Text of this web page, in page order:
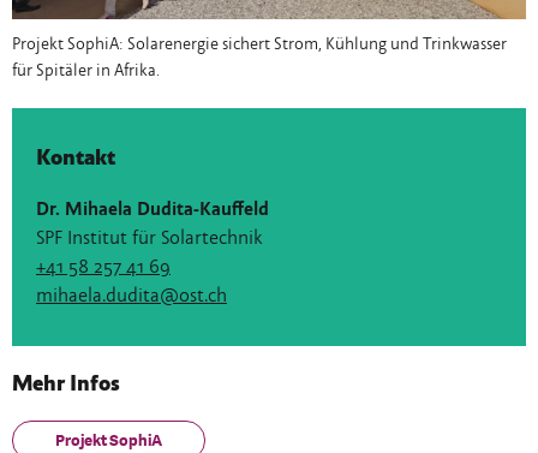
Projekt SophiA: Solarenergie sichert Strom, Kühlung und Trinkwasser
für Spitäler in Afrika.
Kontakt
Dr. Mihaela Dudita-Kauffeld
SPF Institut für Solartechnik
+41 58 257 41 69
mihaela.dudita@ost.ch
Mehr Infos
Projekt SophiA